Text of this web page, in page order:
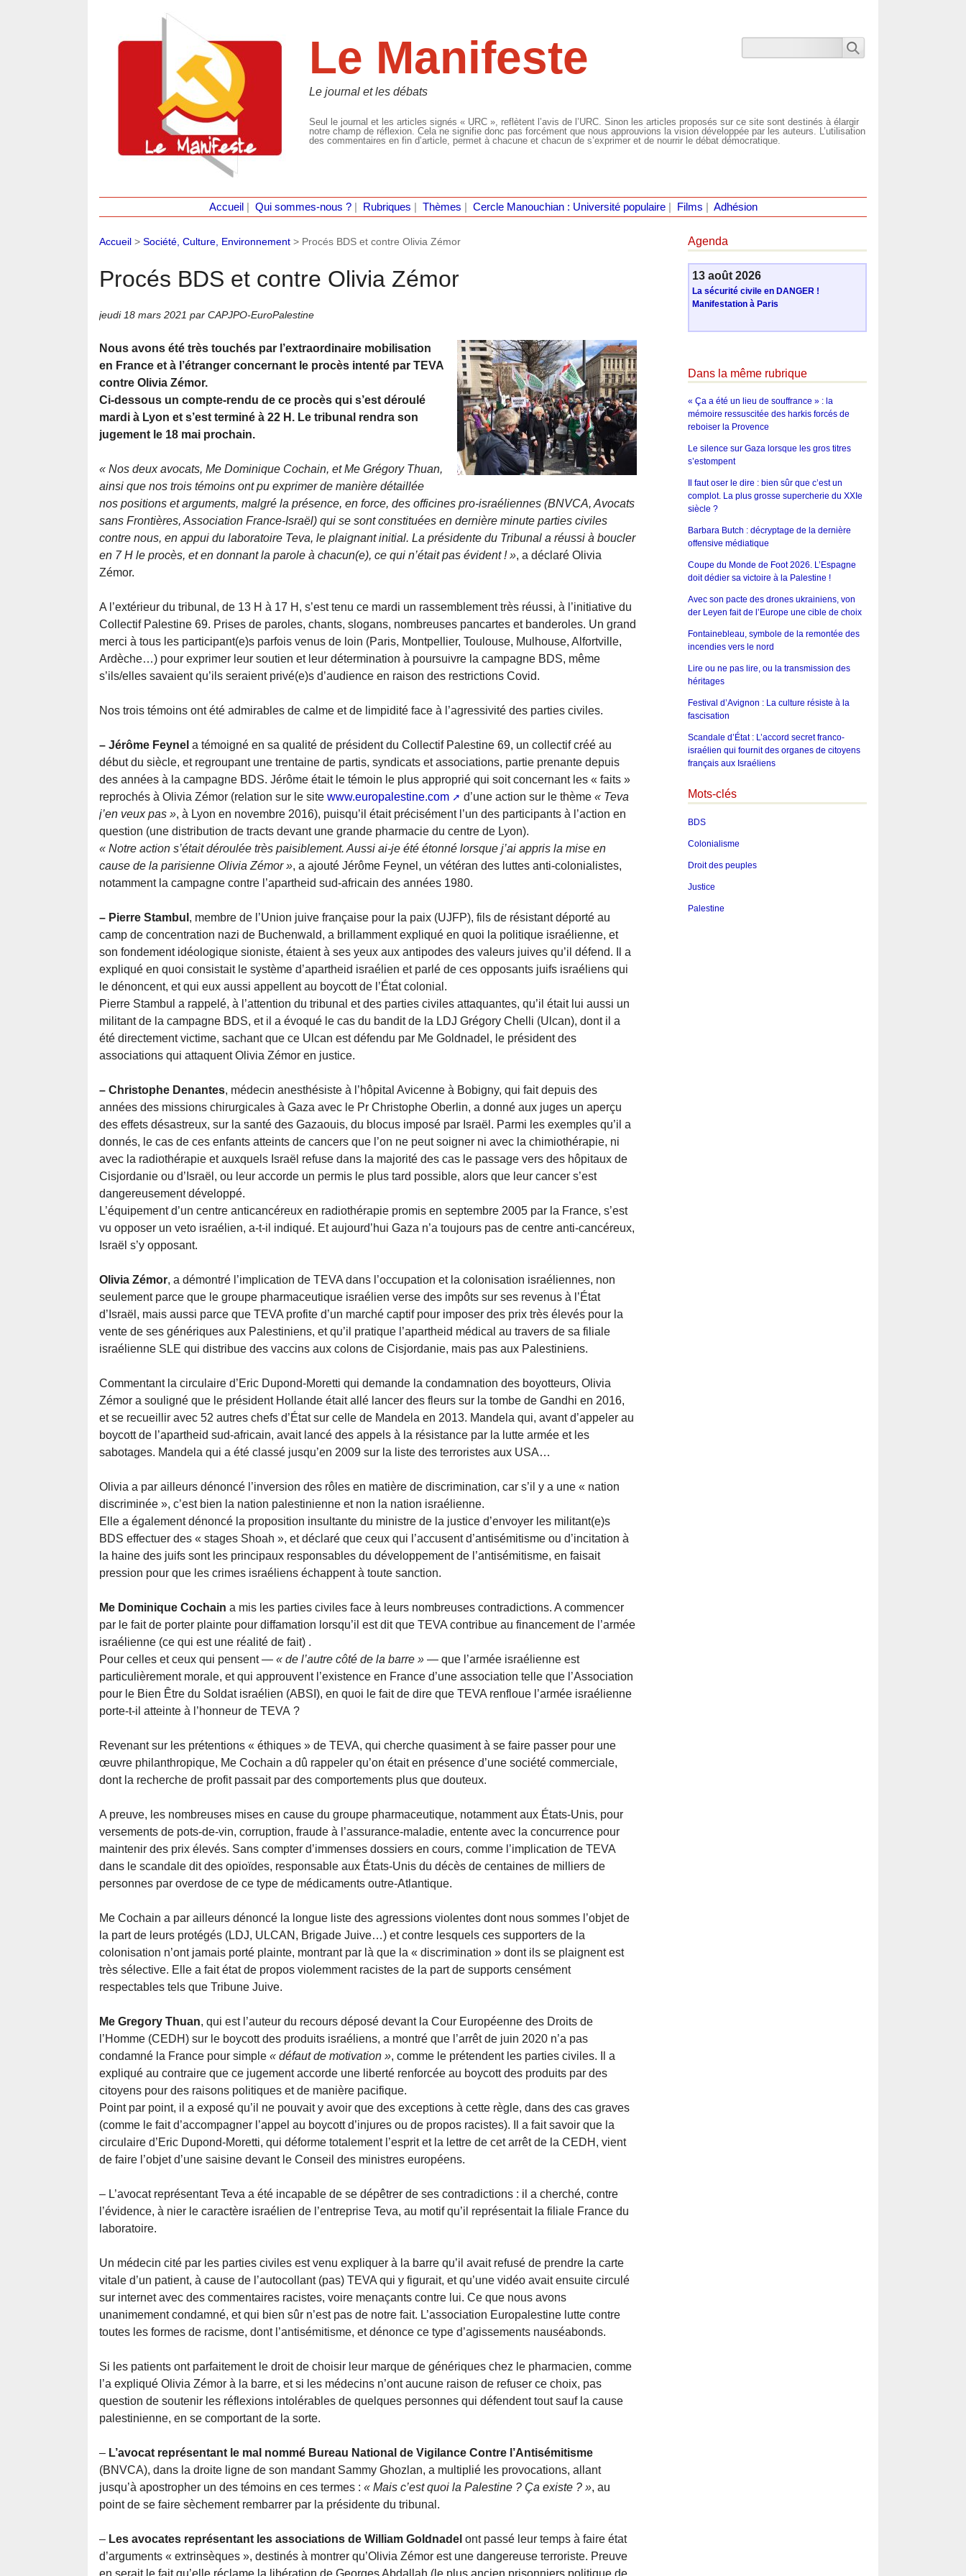
Le Manifeste
Le journal et les débats
Seul le journal et les articles signés « URC », reflètent l’avis de l’URC. Sinon les articles proposés sur ce site sont destinés à élargir
notre champ de réflexion. Cela ne signifie donc pas forcément que nous approuvions la vision développée par les auteurs. L’utilisation
des commentaires en fin d’article, permet à chacune et chacun de s’exprimer et de nourrir le débat démocratique.
Accueil Qui sommes-nous ?| Rubriques Thèmes Cercle Manouchian : Université populaire| Films Adhésion
Accueil > Société, Culture, Environnement > Procés BDS et contre Olivia Zémor
Procés BDS et contre Olivia Zémor
jeudi 18 mars 2021 par CAPJPO-EuroPalestine
Nous avons été très touchés par l’extraordinaire mobilisation
en France et à l’étranger concernant le procès intenté par TEVA
contre Olivia Zémor.
Ci-dessous un compte-rendu de ce procès qui s’est déroulé
mardi à Lyon et s’est terminé à 22 H. Le tribunal rendra son
jugement le 18 mai prochain.
« Nos deux avocats, Me Dominique Cochain, et Me Grégory Thuan,
ainsi que nos trois témoins ont pu exprimer de manière détaillée
nos positions et arguments, malgré la présence, en force, des officines pro-israéliennes (BNVCA, Avocats
sans Frontières, Association France-Israël) qui se sont constituées en dernière minute parties civiles
contre nous, en appui du laboratoire Teva, le plaignant initial. La présidente du Tribunal a réussi à boucler
en 7 H le procès, et en donnant la parole à chacun(e), ce qui n’était pas évident ! », a déclaré Olivia
Zémor.
A l’extérieur du tribunal, de 13 H à 17 H, s’est tenu ce mardi un rassemblement très réussi, à l’initiative du
Collectif Palestine 69. Prises de paroles, chants, slogans, nombreuses pancartes et banderoles. Un grand
merci à tous les participant(e)s parfois venus de loin (Paris, Montpellier, Toulouse, Mulhouse, Alfortville,
Ardèche…) pour exprimer leur soutien et leur détermination à poursuivre la campagne BDS, même
s’ils/elles savaient qu’ils seraient privé(e)s d’audience en raison des restrictions Covid.
Nos trois témoins ont été admirables de calme et de limpidité face à l’agressivité des parties civiles.
– Jérôme Feynel a témoigné en sa qualité de président du Collectif Palestine 69, un collectif créé au
début du siècle, et regroupant une trentaine de partis, syndicats et associations, partie prenante depuis
des années à la campagne BDS. Jérôme était le témoin le plus approprié qui soit concernant les « faits »
reprochés à Olivia Zémor (relation sur le site www.europalestine.com d’une action sur le thème « Teva
j’en veux pas », à Lyon en novembre 2016), puisqu’il était précisément l’un des participants à l’action en
question (une distribution de tracts devant une grande pharmacie du centre de Lyon).
« Notre action s’était déroulée très paisiblement. Aussi ai-je été étonné lorsque j’ai appris la mise en
cause de la parisienne Olivia Zémor », a ajouté Jérôme Feynel, un vétéran des luttes anti-colonialistes,
notamment la campagne contre l’apartheid sud-africain des années 1980.
– Pierre Stambul , membre de l’Union juive française pour la paix (UJFP), fils de résistant déporté au
camp de concentration nazi de Buchenwald, a brillamment expliqué en quoi la politique israélienne, et
son fondement idéologique sioniste, étaient à ses yeux aux antipodes des valeurs juives qu’il défend. Il a
expliqué en quoi consistait le système d’apartheid israélien et parlé de ces opposants juifs israéliens qui
le dénoncent, et qui eux aussi appellent au boycott de l’État colonial.
Pierre Stambul a rappelé, à l’attention du tribunal et des parties civiles attaquantes, qu’il était lui aussi un
militant de la campagne BDS, et il a évoqué le cas du bandit de la LDJ Grégory Chelli (Ulcan), dont il a
été directement victime, sachant que ce Ulcan est défendu par Me Goldnadel, le président des
associations qui attaquent Olivia Zémor en justice.
– Christophe Denantes, médecin anesthésiste à l’hôpital Avicenne à Bobigny, qui fait depuis des
années des missions chirurgicales à Gaza avec le Pr Christophe Oberlin, a donné aux juges un aperçu
des effets désastreux, sur la santé des Gazaouis, du blocus imposé par Israël. Parmi les exemples qu’il a
donnés, le cas de ces enfants atteints de cancers que l’on ne peut soigner ni avec la chimiothérapie, ni
avec la radiothérapie et auxquels Israël refuse dans la majorité des cas le passage vers des hôpitaux de
Cisjordanie ou d’Israël, ou leur accorde un permis le plus tard possible, alors que leur cancer s’est
dangereusement développé.
L’équipement d’un centre anticancéreux en radiothérapie promis en septembre 2005 par la France, s’est
vu opposer un veto israélien, a-t-il indiqué. Et aujourd’hui Gaza n’a toujours pas de centre anti-cancéreux,
Israël s’y opposant.
Olivia Zémor, a démontré l’implication de TEVA dans l’occupation et la colonisation israéliennes, non
seulement parce que le groupe pharmaceutique israélien verse des impôts sur ses revenus à l’État
d’Israël, mais aussi parce que TEVA profite d’un marché captif pour imposer des prix très élevés pour la
vente de ses génériques aux Palestiniens, et qu’il pratique l’apartheid médical au travers de sa filiale
israélienne SLE qui distribue des vaccins aux colons de Cisjordanie, mais pas aux Palestiniens.
Commentant la circulaire d’Eric Dupond-Moretti qui demande la condamnation des boyotteurs, Olivia
Zémor a souligné que le président Hollande était allé lancer des fleurs sur la tombe de Gandhi en 2016,
et se recueillir avec 52 autres chefs d’État sur celle de Mandela en 2013. Mandela qui, avant d’appeler au
boycott de l’apartheid sud-africain, avait lancé des appels à la résistance par la lutte armée et les
sabotages. Mandela qui a été classé jusqu’en 2009 sur la liste des terroristes aux USA…
Olivia a par ailleurs dénoncé l’inversion des rôles en matière de discrimination, car s’il y a une « nation
discriminée », c’est bien la nation palestinienne et non la nation israélienne.
Elle a également dénoncé la proposition insultante du ministre de la justice d’envoyer les militant(e)s
BDS effectuer des « stages Shoah », et déclaré que ceux qui l’accusent d’antisémitisme ou d’incitation à
la haine des juifs sont les principaux responsables du développement de l’antisémitisme, en faisait
pression pour que les crimes israéliens échappent à toute sanction.
Me Dominique Cochain a mis les parties civiles face à leurs nombreuses contradictions. A commencer
par le fait de porter plainte pour diffamation lorsqu’il est dit que TEVA contribue au financement de l’armée
israélienne (ce qui est une réalité de fait) .
Pour celles et ceux qui pensent — « de l’autre côté de la barre » — que l’armée israélienne est
particulièrement morale, et qui approuvent l’existence en France d’une association telle que l’Association
pour le Bien Être du Soldat israélien (ABSI), en quoi le fait de dire que TEVA renfloue l’armée israélienne
porte-t-il atteinte à l’honneur de TEVA ?
Revenant sur les prétentions « éthiques » de TEVA, qui cherche quasiment à se faire passer pour une
œuvre philanthropique, Me Cochain a dû rappeler qu’on était en présence d’une société commerciale,
dont la recherche de profit passait par des comportements plus que douteux.
A preuve, les nombreuses mises en cause du groupe pharmaceutique, notamment aux États-Unis, pour
versements de pots-de-vin, corruption, fraude à l’assurance-maladie, entente avec la concurrence pour
maintenir des prix élevés. Sans compter d’immenses dossiers en cours, comme l’implication de TEVA
dans le scandale dit des opioïdes, responsable aux États-Unis du décès de centaines de milliers de
personnes par overdose de ce type de médicaments outre-Atlantique.
Me Cochain a par ailleurs dénoncé la longue liste des agressions violentes dont nous sommes l’objet de
la part de leurs protégés (LDJ, ULCAN, Brigade Juive…) et contre lesquels ces supporters de la
colonisation n’ont jamais porté plainte, montrant par là que la « discrimination » dont ils se plaignent est
très sélective. Elle a fait état de propos violemment racistes de la part de supports censément
respectables tels que Tribune Juive.
Me Gregory Thuan, qui est l’auteur du recours déposé devant la Cour Européenne des Droits de
l’Homme (CEDH) sur le boycott des produits israéliens, a montré que l’arrêt de juin 2020 n’a pas
condamné la France pour simple « défaut de motivation », comme le prétendent les parties civiles. Il a
expliqué au contraire que ce jugement accorde une liberté renforcée au boycott des produits par des
citoyens pour des raisons politiques et de manière pacifique.
Point par point, il a exposé qu’il ne pouvait y avoir que des exceptions à cette règle, dans des cas graves
(comme le fait d’accompagner l’appel au boycott d’injures ou de propos racistes). Il a fait savoir que la
circulaire d’Eric Dupond-Moretti, qui déforme totalement l’esprit et la lettre de cet arrêt de la CEDH, vient
de faire l’objet d’une saisine devant le Conseil des ministres européens.
– L’avocat représentant Teva a été incapable de se dépêtrer de ses contradictions : il a cherché, contre
l’évidence, à nier le caractère israélien de l’entreprise Teva, au motif qu’il représentait la filiale France du
laboratoire.
Un médecin cité par les parties civiles est venu expliquer à la barre qu’il avait refusé de prendre la carte
vitale d’un patient, à cause de l’autocollant (pas) TEVA qui y figurait, et qu’une vidéo avait ensuite circulé
sur internet avec des commentaires racistes, voire menaçants contre lui. Ce que nous avons
unanimement condamné, et qui bien sûr n’est pas de notre fait. L’association Europalestine lutte contre
toutes les formes de racisme, dont l’antisémitisme, et dénonce ce type d’agissements nauséabonds.
Si les patients ont parfaitement le droit de choisir leur marque de génériques chez le pharmacien, comme
l’a expliqué Olivia Zémor à la barre, et si les médecins n’ont aucune raison de refuser ce choix, pas
question de soutenir les réflexions intolérables de quelques personnes qui défendent tout sauf la cause
palestinienne, en se comportant de la sorte.
– L’avocat représentant le mal nommé Bureau National de Vigilance Contre l’Antisémitisme
(BNVCA), dans la droite ligne de son mandant Sammy Ghozlan, a multiplié les provocations, allant
jusqu’à apostropher un des témoins en ces termes : « Mais c’est quoi la Palestine ? Ça existe ? », au
point de se faire sèchement rembarrer par la présidente du tribunal.
– Les avocates représentant les associations de William Goldnadel ont passé leur temps à faire état
d’arguments « extrinsèques », destinés à montrer qu’Olivia Zémor est une dangereuse terroriste. Preuve
Agenda
13 août 2026
La sécurité civile en DANGER !
Manifestation à Paris
Dans la même rubrique
« Ça a été un lieu de souffrance » : la
mémoire ressuscitée des harkis forcés de
reboiser la Provence
Le silence sur Gaza lorsque les gros titres
s’estompent
Il faut oser le dire : bien sûr que c’est un
complot. La plus grosse supercherie du XXIe
siècle ?
Barbara Butch : décryptage de la dernière
offensive médiatique
Coupe du Monde de Foot 2026. L’Espagne
doit dédier sa victoire à la Palestine !
Avec son pacte des drones ukrainiens, von
der Leyen fait de l’Europe une cible de choix
Fontainebleau, symbole de la remontée des
incendies vers le nord
Lire ou ne pas lire, ou la transmission des
héritages
Festival d’Avignon : La culture résiste à la
fascisation
Scandale d’État : L’accord secret franco-
israélien qui fournit des organes de citoyens
français aux Israéliens
Mots-clés
BDS
Colonialisme
Droit des peuples
Justice
Palestine